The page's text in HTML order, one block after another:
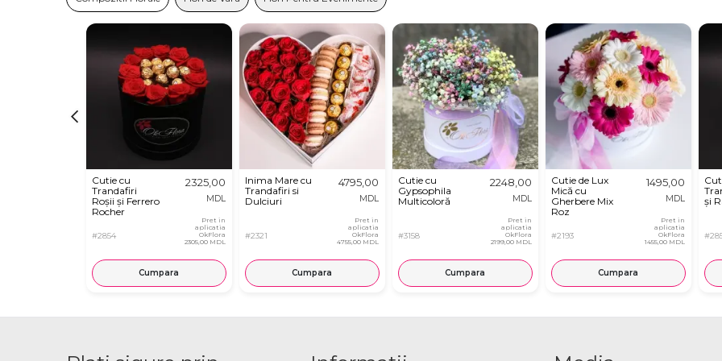
Cutie cu
Trandafiri
Roșii și Ferrero
Rocher
#2854
2325,00
MDL
Pret in
aplicatia
OkFlora
2305,00 MDL
Cumpara
Inima Mare cu
Trandafiri si
Dulciuri
#2321
4795,00
MDL
Pret in
aplicatia
OkFlora
4755,00 MDL
Cumpara
Cutie cu
Gypsophila
Multicoloră
#3158
2248,00
MDL
Pret in
aplicatia
OkFlora
2199,00 MDL
Cumpara
Cutie de Lux
Mică cu
Gherbere Mix
Roz
#2193
1495,00
MDL
Pret in
aplicatia
OkFlora
1455,00 MDL
Cumpara
și